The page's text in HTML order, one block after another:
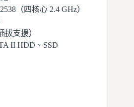
（四核心 2.4 GHz）
支援）
II HDD、SSD